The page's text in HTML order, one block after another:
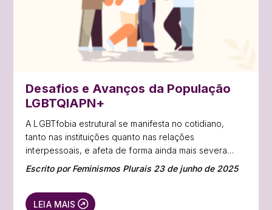
Desafios e Avanços da População
LGBTQIAPN+
A LGBTfobia estrutural se manifesta no cotidiano,
tanto nas instituições quanto nas relações
interpessoais, e afeta de forma ainda mais severa
pessoas LGBT+ negras, periféricas e com deficiência.
Escrito por Feminismos Plurais 23 de junho de 2025
LEIA MAIS